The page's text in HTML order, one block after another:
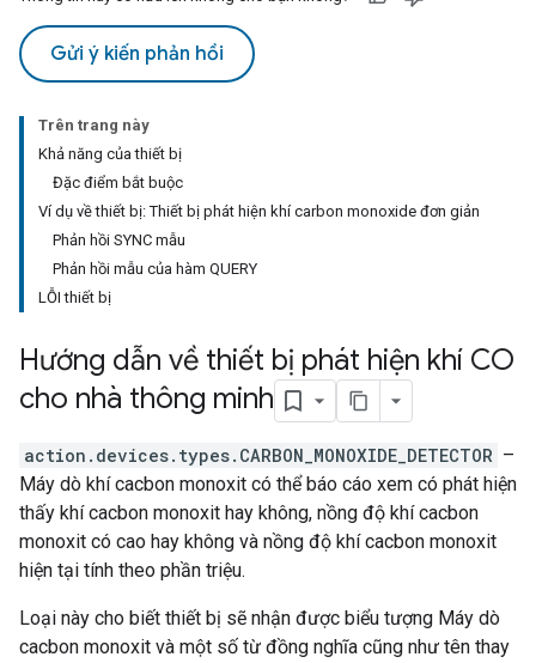
Gửi ý kiến phản hồi
Trên trang này
Khả năng của thiết bị
Đặc điểm bắt buộc
Ví dụ về thiết bị: Thiết bị phát hiện khí carbon monoxide đơn giản
Phản hồi SYNC mẫu
Phản hồi mẫu của hàm QUERY
LỖI thiết bị
Hướng dẫn về thiết bị phát hiện khí CO
cho nhà thông minh
action.devices.types.CARBON_MONOXIDE_DETECTOR –
Máy dò khí cacbon monoxit có thể báo cáo xem có phát hiện
thấy khí cacbon monoxit hay không, nồng độ khí cacbon
monoxit có cao hay không và nồng độ khí cacbon monoxit
hiện tại tính theo phần triệu.
Loại này cho biết thiết bị sẽ nhận được biểu tượng Máy dò
cacbon monoxit và một số từ đồng nghĩa cũng như tên thay